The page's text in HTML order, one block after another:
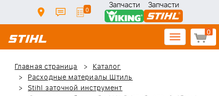
0 Запчасти Запчасти
0
Toggle
navigation
Главная страница
Каталог
Расходные материалы Штиль
Stihl заточной инструмент